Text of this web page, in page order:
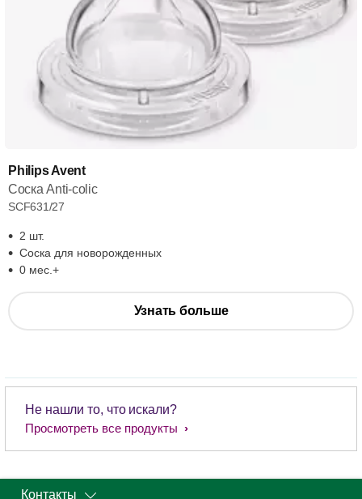
Philips Avent
Соска Anti-colic
SCF631/27
2 шт.
Соска для новорожденных
0 мес.+
Узнать больше
Не нашли то, что искали?
Просмотреть все продукты
Контакты